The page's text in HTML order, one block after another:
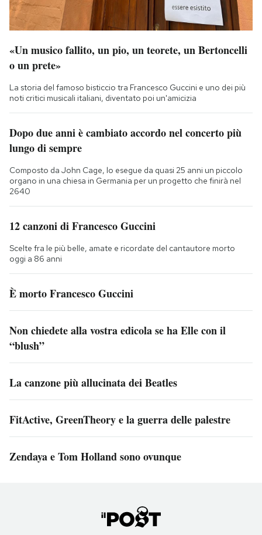
«Un musico fallito, un pio, un teorete, un Bertoncelli
o un prete»
La storia del famoso bisticcio tra Francesco Guccini e uno dei più
noti critici musicali italiani, diventato poi un'amicizia
Dopo due anni è cambiato accordo nel concerto più
lungo di sempre
Composto da John Cage, lo esegue da quasi 25 anni un piccolo
organo in una chiesa in Germania per un progetto che finirà nel
2640
12 canzoni di Francesco Guccini
Scelte fra le più belle, amate e ricordate del cantautore morto
oggi a 86 anni
È morto Francesco Guccini
Non chiedete alla vostra edicola se ha Elle con il
“blush”
La canzone più allucinata dei Beatles
FitActive, GreenTheory e la guerra delle palestre
Zendaya e Tom Holland sono ovunque